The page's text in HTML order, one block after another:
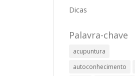
Dicas
Palavra-chave
acupuntura
autoconhecimento